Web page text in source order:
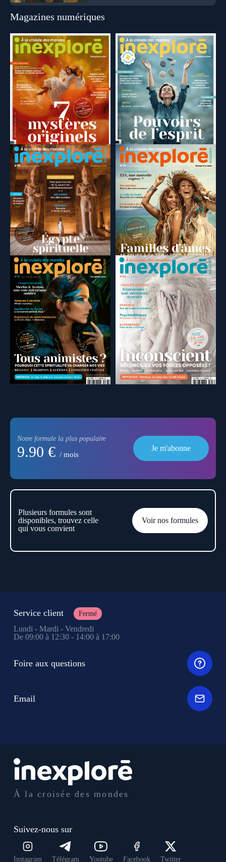
Magazines numériques
Notre formule la plus populaire
9.90 € / mois
Je m'abonne
Plusieurs formules sont
disponibles, trouvez celle
qui vous convient
Voir nos formules
À la croisée des mondes
Suivez-nous sur
Instagram Télégram Youtube Facebook Twitter
Service client Fermé
Lundi - Mardi - Vendredi
De 09:00 à 12:30 - 14:00 à 17:00
Foire aux questions
Email